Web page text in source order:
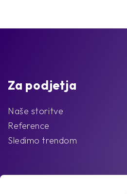
Za podjetja
Naše storitve
Reference
Sledimo trendom